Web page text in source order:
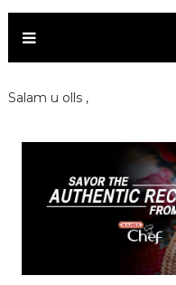
Salam u olls ,